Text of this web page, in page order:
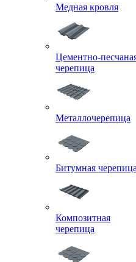
Медная кровля
Цементно-
черепица
Металлочерепица
Битумная черепица
Композитная
черепица